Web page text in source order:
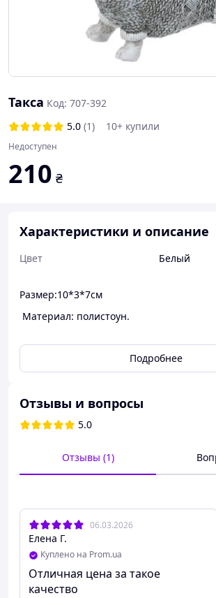
Такса Код: 707-392
5.0 (1) 10+ купили
Недоступен
210 ₴
Характеристики и описание
Цвет Белый
Размер:10*3*7см
Материал: полистоун.
Подробнее
Отзывы и вопросы
5.0
Отзывы (1)
06.03.2026
Елена Г.
Куплено на Prom.ua
Отличная цена за такое
качество